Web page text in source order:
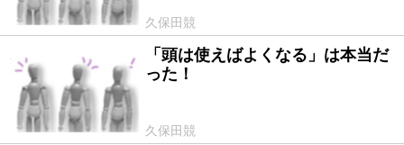
久保田競
2009/02/27
「頭は使えばよくなる」は本当だ
った！
久保田競